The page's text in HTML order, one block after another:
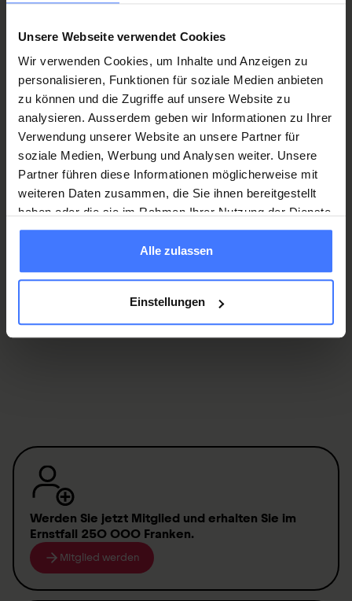
Unsere Webseite verwendet Cookies
Wir verwenden Cookies, um Inhalte und Anzeigen zu
personalisieren, Funktionen für soziale Medien anbieten
zu können und die Zugriffe auf unsere Website zu
analysieren. Ausserdem geben wir Informationen zu Ihrer
Verwendung unserer Website an unsere Partner für
soziale Medien, Werbung und Analysen weiter. Unsere
Partner führen diese Informationen möglicherweise mit
weiteren Daten zusammen, die Sie ihnen bereitgestellt
haben oder die sie im Rahmen Ihrer Nutzung der Dienste
gesammelt haben.
Alle zulassen
Einstellungen
Le fournisseur de solutions
En route avec une conseillère
« Je suis Active », le personnel sous le feu des projecteurs
« Dans la communication alternative et améliorée, je me
sens à l’aise »
Service
Téléchargements
Werden Sie jetzt Mitglied und erhalten Sie im
Ernstfall 250 000 Franken.
Mitglied werden